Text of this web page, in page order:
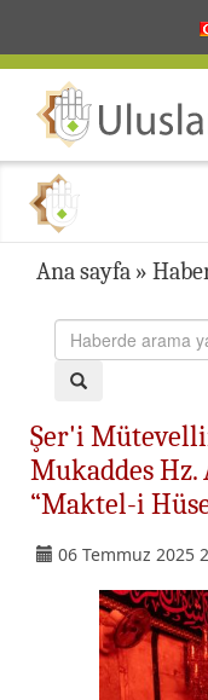
Ana sayfa »
Şer'i
Mukaddes Hz.
“Maktel-i
06 Temmuz 2025